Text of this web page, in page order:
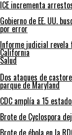
ICE incrementa
Gobierno de EE. UU.
por error
Informe judicial revela
California
Salud
Dos ataques de
parque de Maryland
CDC amplía a 15
Brote de Cyclospora
Brote de ébola en la